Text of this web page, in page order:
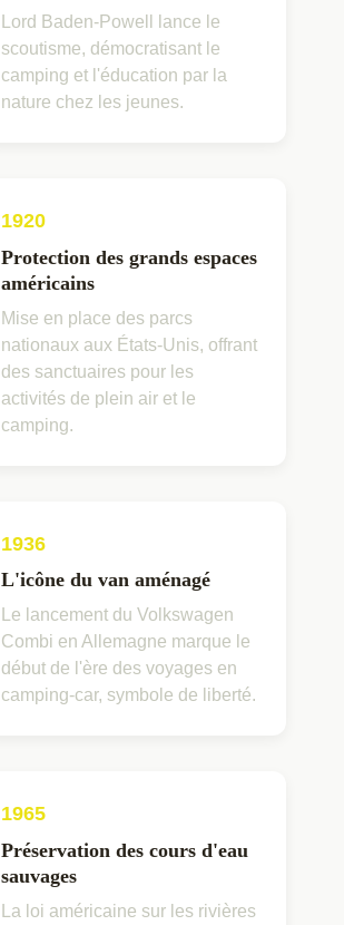
Lord Baden-Powell lance le
scoutisme, démocratisant le
camping et l'éducation par la
nature chez les jeunes.
1920
Protection des grands espaces
américains
Mise en place des parcs
nationaux aux États-Unis, offrant
des sanctuaires pour les
activités de plein air et le
camping.
1936
L'icône du van aménagé
Le lancement du Volkswagen
Combi en Allemagne marque le
début de l'ère des voyages en
camping-car, symbole de liberté.
1965
Préservation des cours d'eau
sauvages
La loi américaine sur les rivières